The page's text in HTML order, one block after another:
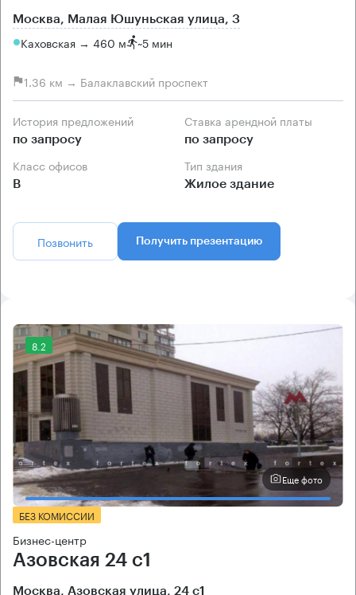
Москва, Малая Юшуньская улица, 3
Каховская → 460 м ~5 мин
1.36 км → Балаклавский проспект
История предложений
по запросу
Ставка арендной платы
по запросу
Класс офисов
B
Тип здания
Жилое здание
Позвонить Получить презентацию
8.2
Еще фото
БЕЗ КОМИССИИ
Бизнес-центр
Азовская 24 с1
Москва, Азовская улица, 24 с1